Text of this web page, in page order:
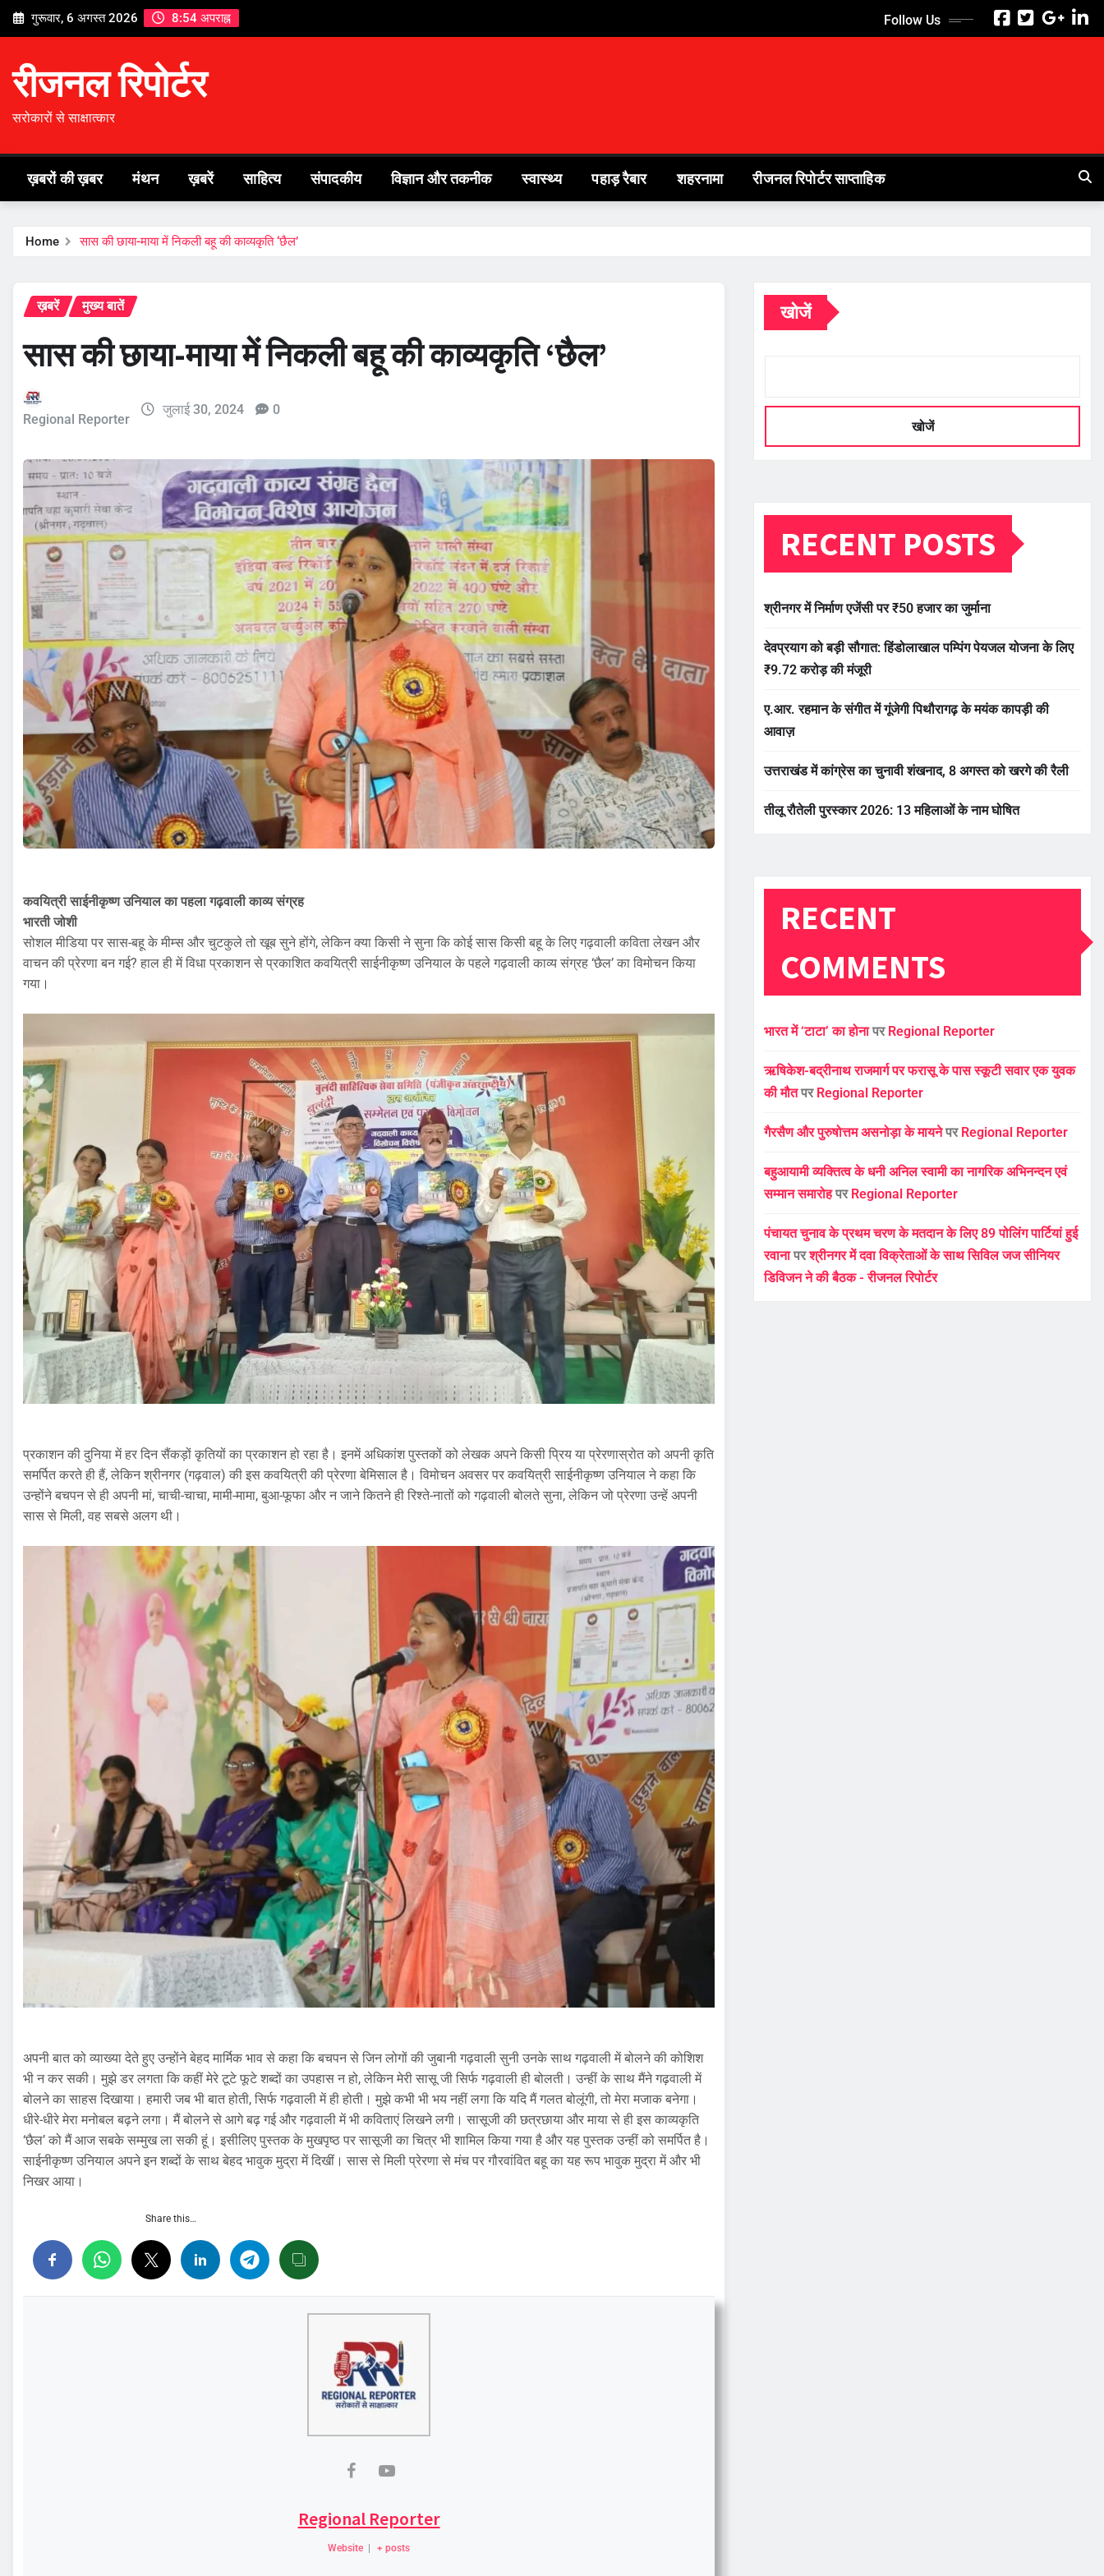
Skip
गुरूवार, 6 अगस्त 2026 8:54 अपराह्न Follow Us
रीजनल रिपोर्टर
सरोकारों से साक्षात्कार
ख़बरों की ख़बर मंथन ख़बरें साहित्य संपादकीय विज्ञान और तकनीक स्वास्थ्य पहाड़ रैबार शहरनामा रीजनल रिपोर्टर साप्ताहिक
Home सास की छाया-माया में निकली बहू की काव्यकृति ‘छैल’
ख़बरें मुख्य बातें
सास की छाया-माया में निकली बहू की काव्यकृति ‘छैल’
Regional Reporter
जुलाई 30, 2024 0
कवयित्री साईनीकृष्ण उनियाल का पहला गढ़वाली काव्य संग्रह
भारती जोशी
सोशल मीडिया पर सास-बहू के मीम्स और चुटकुले तो खूब सुने होंगे, लेकिन क्या किसी ने सुना कि कोई सास किसी बहू के लिए गढ़वाली कविता लेखन और
वाचन की प्रेरणा बन गई? हाल ही में विधा प्रकाशन से प्रकाशित कवयित्री साईनीकृष्ण उनियाल के पहले गढ़वाली काव्य संग्रह ‘छैल’ का विमोचन किया
गया।
प्रकाशन की दुनिया में हर दिन सैंकड़ों कृतियों का प्रकाशन हो रहा है। इनमें अधिकांश पुस्तकों को लेखक अपने किसी प्रिय या प्रेरणास्रोत को अपनी कृति
समर्पित करते ही हैं, लेकिन श्रीनगर (गढ़वाल) की इस कवयित्री की प्रेरणा बेमिसाल है। विमोचन अवसर पर कवयित्री साईनीकृष्ण उनियाल ने कहा कि
उन्होंने बचपन से ही अपनी मां, चाची-चाचा, मामी-मामा, बुआ-फूफा और न जाने कितने ही रिश्ते-नातों को गढ़वाली बोलते सुना, लेकिन जो प्रेरणा उन्हें अपनी
सास से मिली, वह सबसे अलग थी।
अपनी बात को व्याख्या देते हुए उन्होंने बेहद मार्मिक भाव से कहा कि बचपन से जिन लोगों की जुबानी गढ़वाली सुनी उनके साथ गढ़वाली में बोलने की कोशिश
भी न कर सकी। मुझे डर लगता कि कहीं मेरे टूटे फूटे शब्दों का उपहास न हो, लेकिन मेरी सासू जी सिर्फ गढ़वाली ही बोलती। उन्हीं के साथ मैंने गढ़वाली में
बोलने का साहस दिखाया। हमारी जब भी बात होती, सिर्फ गढ़वाली में ही होती। मुझे कभी भी भय नहीं लगा कि यदि मैं गलत बोलूंगी, तो मेरा मजाक बनेगा।
धीरे-धीरे मेरा मनोबल बढ़ने लगा। मैं बोलने से आगे बढ़ गई और गढ़वाली में भी कविताएं लिखने लगी। सासूजी की छत्रछाया और माया से ही इस काव्यकृति
‘छैल’ को मैं आज सबके सम्मुख ला सकी हूं। इसीलिए पुस्तक के मुखपृष्ठ पर सासूजी का चित्र भी शामिल किया गया है और यह पुस्तक उन्हीं को समर्पित है।
साईनीकृष्ण उनियाल अपने इन शब्दों के साथ बेहद भावुक मुद्रा में दिखीं। सास से मिली प्रेरणा से मंच पर गौरवांवित बहू का यह रूप भावुक मुद्रा में और भी
निखर आया।
Share this…
Regional Reporter
Website | + posts
खोजें
खोजें
RECENT POSTS
श्रीनगर में निर्माण एजेंसी पर ₹50 हजार का जुर्माना
देवप्रयाग को बड़ी सौगात: हिंडोलाखाल पम्पिंग पेयजल योजना के लिए
₹9.72 करोड़ की मंजूरी
ए.आर. रहमान के संगीत में गूंजेगी पिथौरागढ़ के मयंक कापड़ी की
आवाज़
उत्तराखंड में कांग्रेस का चुनावी शंखनाद, 8 अगस्त को खरगे की रैली
तीलू रौतेली पुरस्कार 2026: 13 महिलाओं के नाम घोषित
RECENT
COMMENTS
भारत में ‘टाटा’ का होनापर Regional Reporter
ऋषिकेश-बद्रीनाथ राजमार्ग पर फरासू के पास स्कूटी सवार एक युवक
की मौतपर Regional Reporter
गैरसैण और पुरुषोत्तम असनोड़ा के मायनेपर Regional Reporter
बहुआयामी व्यक्तित्व के धनी अनिल स्वामी का नागरिक अभिनन्दन एवं
सम्मान समारोहपर Regional Reporter
पंचायत चुनाव के प्रथम चरण के मतदान के लिए 89 पोलिंग पार्टियां हुई
रवानापरश्रीनगर में दवा विक्रेताओं के साथ सिविल जज सीनियर
डिविजन ने की बैठक - रीजनल रिपोर्टर